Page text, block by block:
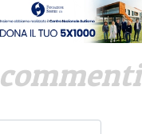
commenti